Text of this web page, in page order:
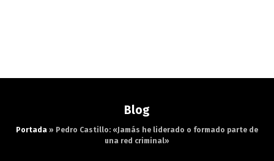
Blog
Portada » Pedro Castillo: «Jamás he liderado o formado parte de
una red criminal»